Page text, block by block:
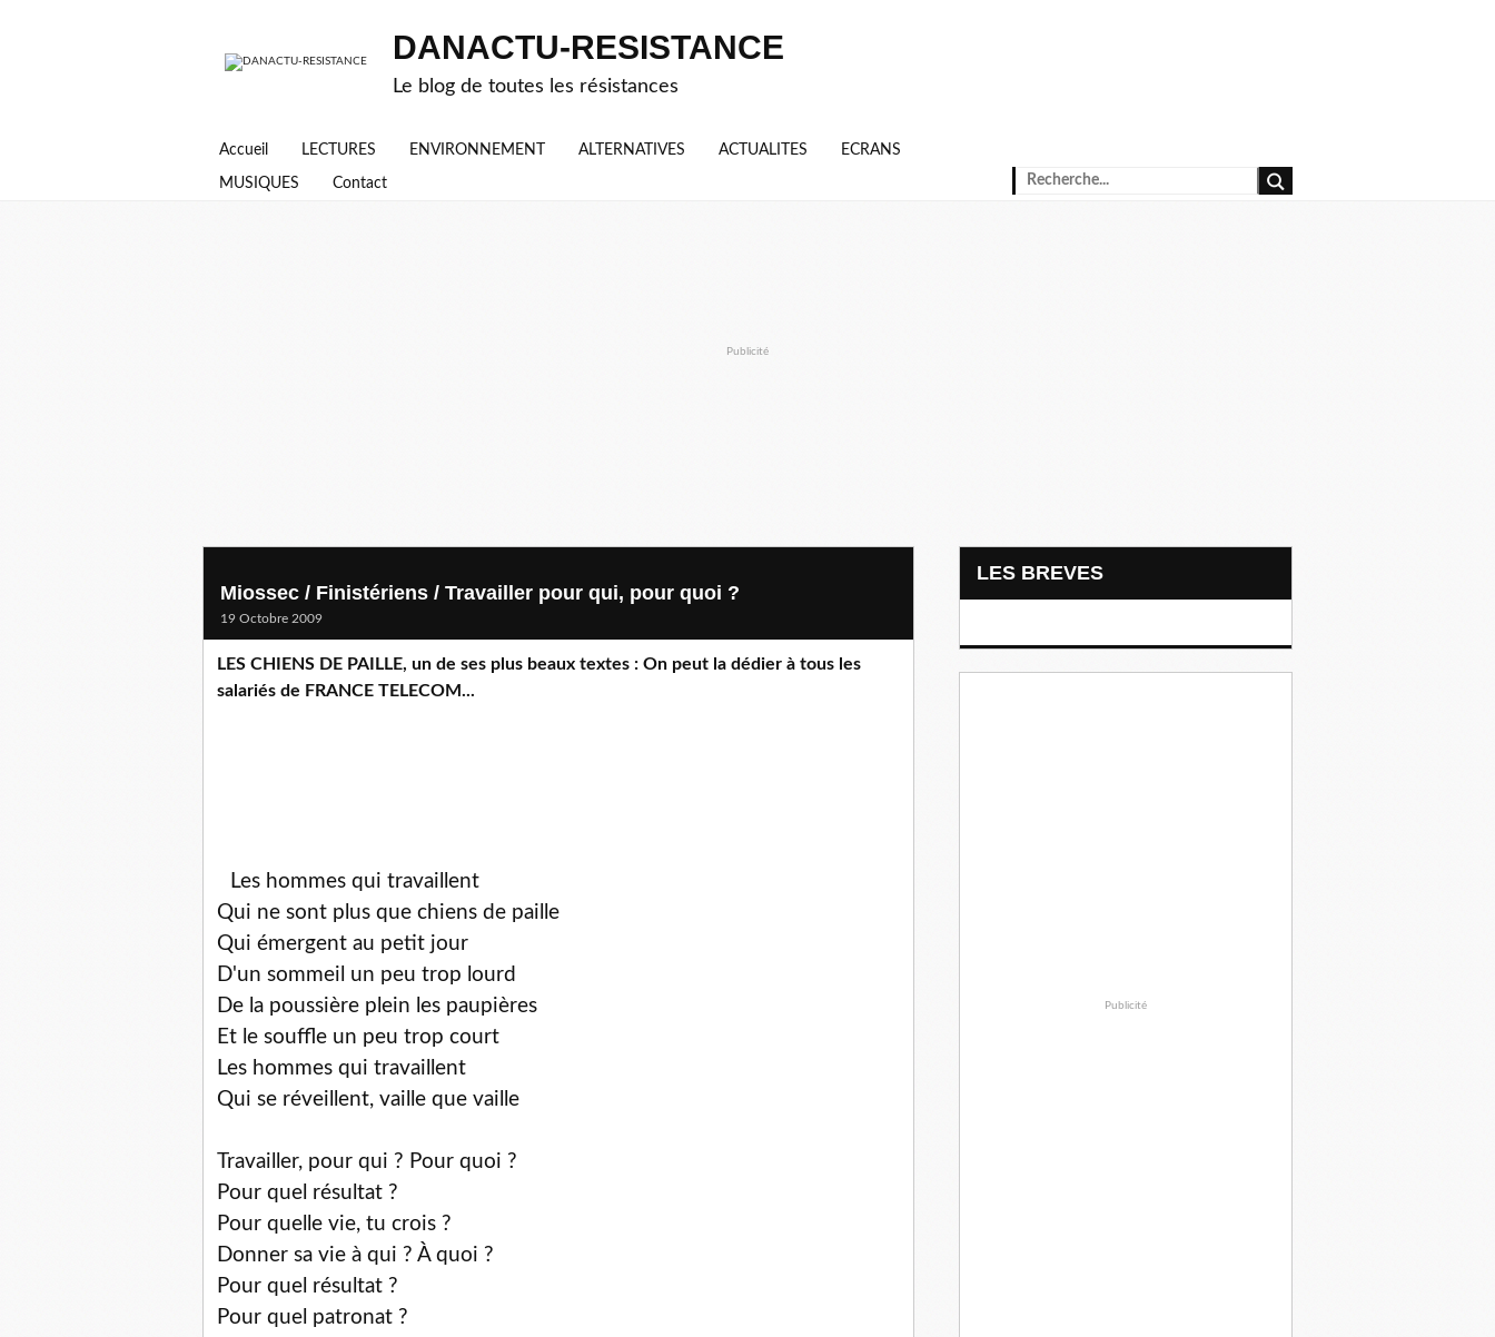
DANACTU-RESISTANCE
Le blog de toutes les résistances
Accueil LECTURES ENVIRONNEMENT ALTERNATIVES ACTUALITES ECRANS
MUSIQUES Contact
Publicité
Miossec / Finistériens / Travailler pour qui, pour quoi ?
19 Octobre 2009
LES CHIENS DE PAILLE, un de ses plus beaux textes : On peut la dédier à tous les
salariés de FRANCE TELECOM...
Les hommes qui travaillent
Qui ne sont plus que chiens de paille
Qui émergent au petit jour
D'un sommeil un peu trop lourd
De la poussière plein les paupières
Et le souffle un peu trop court
Les hommes qui travaillent
Qui se réveillent, vaille que vaille
Travailler, pour qui ? Pour quoi ?
Pour quel résultat ?
Pour quelle vie, tu crois ?
Donner sa vie à qui ? À quoi ?
Pour quel résultat ?
Pour quel patronat ?
LES BREVES
Publicité